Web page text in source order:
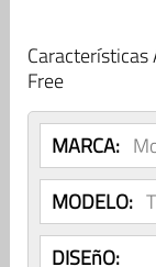
Free
MARCA:
MODELO:
DISEñO: